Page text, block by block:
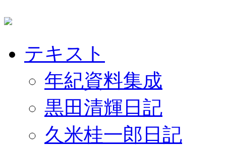
テキスト
年紀資料集成
黒田清輝日記
久米桂一郎日記